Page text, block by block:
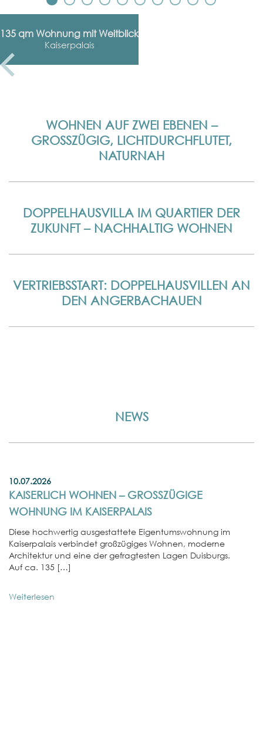
135 qm Wohnung mit Weitblick
Kaiserpalais
WOHNEN AUF ZWEI EBENEN –
GROSSZÜGIG, LICHTDURCHFLUTET, N
ATURNAH
DOPPELHAUSVILLA IM QUARTIER DER
ZUKUNFT – NACHHALTIG WOHNEN
VERTRIEBSSTART: DOPPELHAUSVILLEN AN
DEN ANGERBACHAUEN
NEWS
10.07.2026
KAISERLICH WOHNEN – GROSSZÜGIGE W
OHNUNG IM KAISERPALAIS
Diese hochwertig ausgestattete Eigentumswohnung im
Kaiserpalais verbindet großzügiges Wohnen, moderne
Architektur und eine der gefragtesten Lagen Duisburgs.
Auf ca. 135 […]
Weiterlesen